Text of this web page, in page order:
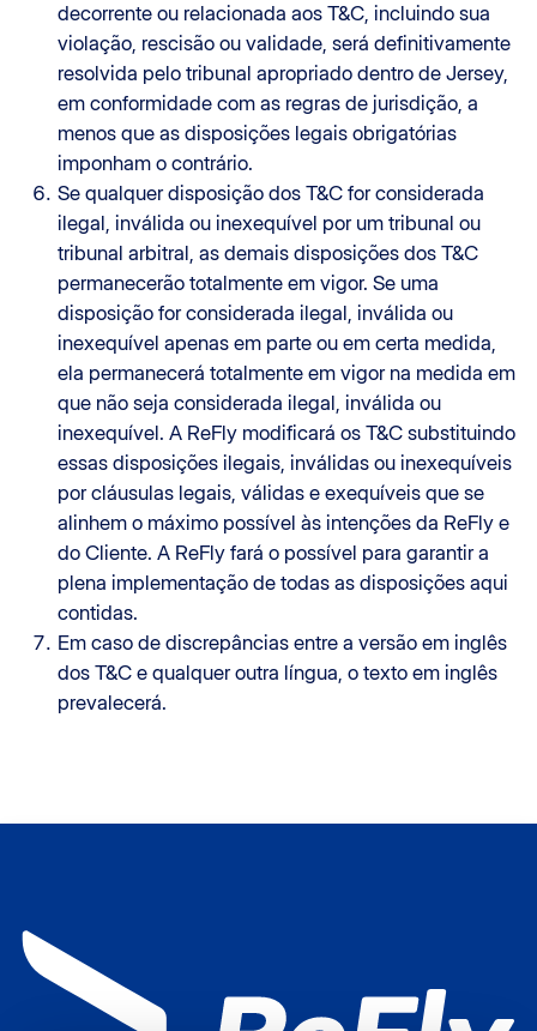
decorrente ou relacionada aos T&C, incluindo sua
violação, rescisão ou validade, será definitivamente
resolvida pelo tribunal apropriado dentro de Jersey,
em conformidade com as regras de jurisdição, a
menos que as disposições legais obrigatórias
imponham o contrário.
Se qualquer disposição dos T&C for considerada
ilegal, inválida ou inexequível por um tribunal ou
tribunal arbitral, as demais disposições dos T&C
permanecerão totalmente em vigor. Se uma
disposição for considerada ilegal, inválida ou
inexequível apenas em parte ou em certa medida,
ela permanecerá totalmente em vigor na medida em
que não seja considerada ilegal, inválida ou
inexequível. A ReFly modificará os T&C substituindo
essas disposições ilegais, inválidas ou inexequíveis
por cláusulas legais, válidas e exequíveis que se
alinhem o máximo possível às intenções da ReFly e
do Cliente. A ReFly fará o possível para garantir a
plena implementação de todas as disposições aqui
contidas.
Em caso de discrepâncias entre a versão em inglês
dos T&C e qualquer outra língua, o texto em inglês
prevalecerá.